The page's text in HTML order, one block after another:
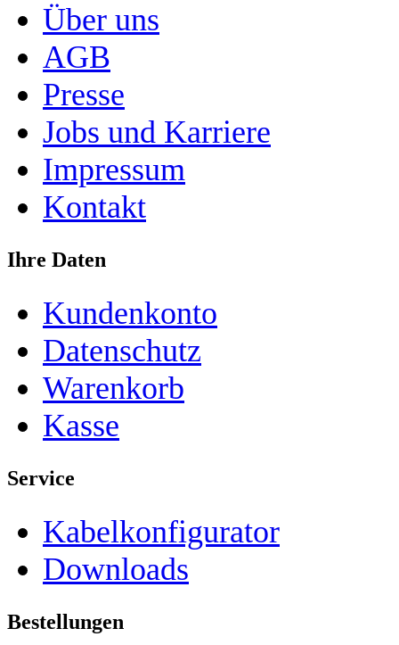
Über uns
AGB
Presse
Jobs und Karriere
Impressum
Kontakt
Ihre Daten
Kundenkonto
Datenschutz
Warenkorb
Kasse
Service
Kabelkonfigurator
Downloads
Bestellungen